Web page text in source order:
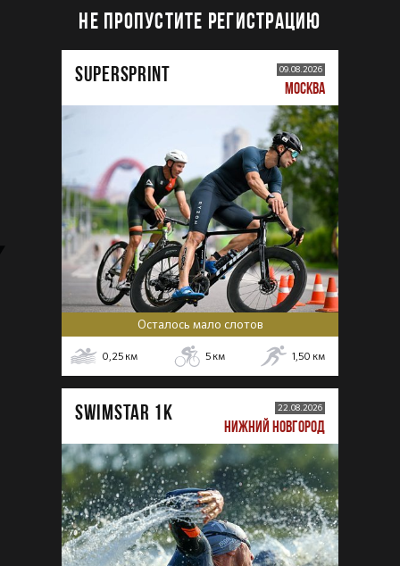
НЕ ПРОПУСТИТЕ РЕГИСТРАЦИЮ
SUPERSPRINT 09.08.2026
МОСКВА
Осталось мало слотов
0,25 км 5 км 1,50 км
SWIMSTAR 1K 22.08.2026
НИЖНИЙ НОВГОРОД